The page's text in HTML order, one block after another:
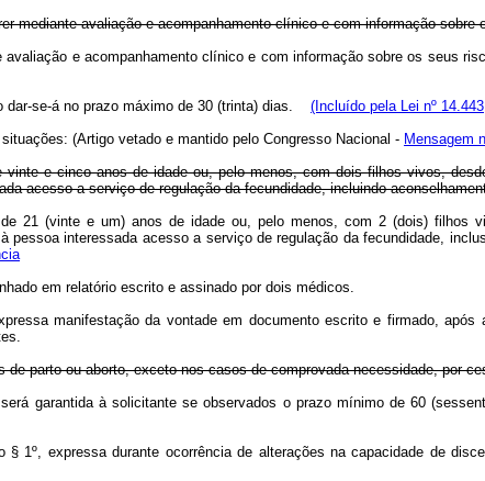
mediante avaliação e acompanhamento clínico e com informação
avaliação e acompanhamento clínico e com informação sobre os seus
dar-se-á no prazo máximo de 30 (trinta) dias.
(Incluído pela Lei nº
(Artigo vetado e mantido pelo Congresso Nacional - Mensagem
e cinco anos de idade ou, pelo menos, com dois filhos vivos,
acesso a serviço de regulação da fecundidade, incluindo
21 (vinte e um) anos de idade ou, pelo menos, com 2 (dois) filhos
interessada acesso a serviço de regulação da fecundidade,
em relatório escrito e assinado por dois médicos.
manifestação da vontade em documento escrito e firmado,
parto ou aborto, exceto nos casos de comprovada necessidade, por
garantida à solicitante se observados o prazo mínimo de 60
1º, expressa durante ocorrência de alterações na capacidade de